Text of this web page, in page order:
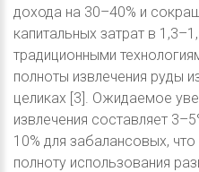
дохода на 30–40% и
капитальных затрат в
традиционными
полноты извлечения руды
целиках [3]. Ожидаемое
извлечения составляет
10% для забалансовых,
полноту использования